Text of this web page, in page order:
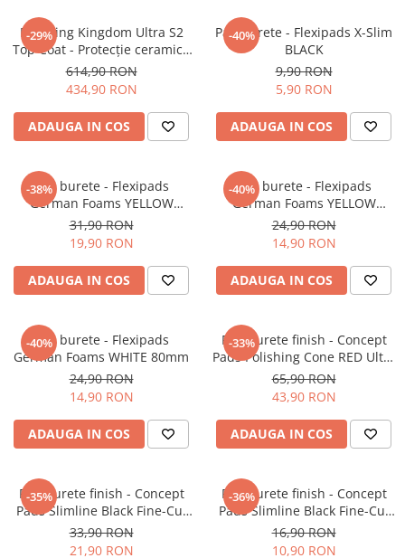
-29%
Detailing Kingdom Ultra S2
Top Coat - Protecție ceramică
profesională (Topper) (100ml)
614,90 RON
434,90 RON
ADAUGA IN COS
-40%
Pad burete - Flexipads X-Slim
BLACK
9,90 RON
5,90 RON
ADAUGA IN COS
-38%
Pad burete - Flexipads
German Foams YELLOW
135mm
31,90 RON
19,90 RON
ADAUGA IN COS
-40%
Pad burete - Flexipads
German Foams YELLOW
80mm
24,90 RON
14,90 RON
ADAUGA IN COS
-40%
Pad burete - Flexipads
German Foams WHITE 80mm
24,90 RON
14,90 RON
ADAUGA IN COS
-33%
Pad burete finish - Concept
Pads Polishing Cone RED Ultra
Fine Fine-Cut
65,90 RON
43,90 RON
ADAUGA IN COS
-35%
Pad burete finish - Concept
Pads Slimline Black Fine-Cut
Pad 160/170mm
33,90 RON
21,90 RON
-36%
Pad burete finish - Concept
Pads Slimline Black Fine-Cut
Pad 80/90mm
16,90 RON
10,90 RON